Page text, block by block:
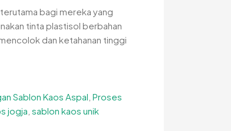
bagi mereka yang
tinta plastisol berbahan
dan ketahanan tinggi
Sablon Kaos Aspal Proses
jogja sablon kaos unik